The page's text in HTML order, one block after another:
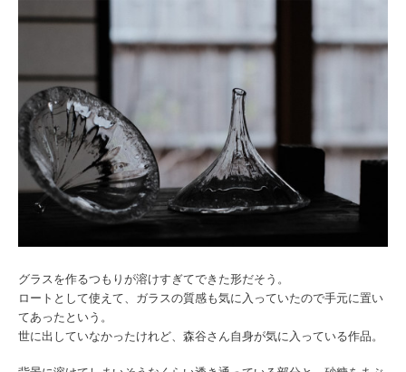
グラスを作るつもりが溶けすぎてできた形だそう。
ロートとして使えて、 ガラスの質感も気に入っていたので手元に置い
てあったという。
世に出していなかったけれど、 森谷さん自身が気に入っている作品。